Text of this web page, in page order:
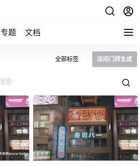
专题 文档
全部标签 店招门牌生成